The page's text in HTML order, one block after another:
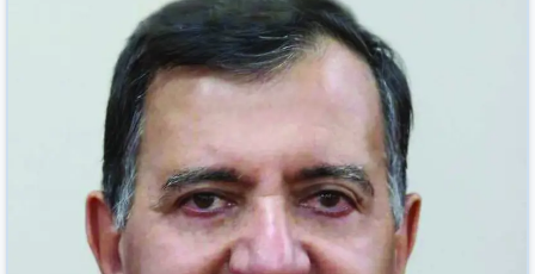
العراق 25 آذار/مارس 2025